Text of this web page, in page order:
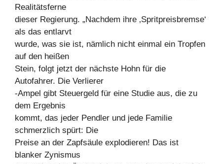
Realitätsferne
dieser Regierung. „Nachdem ihre ‚Spritpreisbremse‘
als das entlarvt
wurde, was sie ist, nämlich nicht einmal ein Tropfen
auf den heißen
Stein, folgt jetzt der nächste Hohn für die
Autofahrer. Die Verlierer
-Ampel gibt Steuergeld für eine Studie aus, die zu
dem Ergebnis
kommt, das jeder Pendler und jede Familie
schmerzlich spürt: Die
Preise an der Zapfsäule explodieren! Das ist
blanker Zynismus